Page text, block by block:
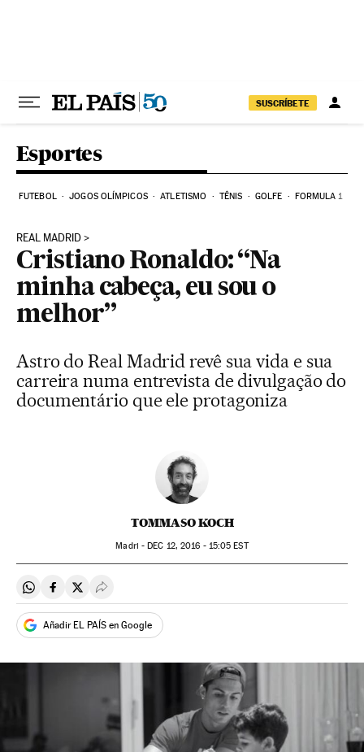
SUSCRÍBETE
Esportes
FUTEBOL JOGOS OLÍMPICOS ATLETISMO TÊNIS GOLFE FORMULA 1
REAL MADRID
Cristiano Ronaldo: “Na
minha cabeça, eu sou o
melhor”
Astro do Real Madrid revê sua vida e sua
carreira numa entrevista de divulgação do
documentário que ele protagoniza
TOMMASO KOCH
Madri -DEC 12, 2016 - 15:05 EST
Compartir en Whatsapp
Compartir en Facebook
Compartir en Twitter
Desplegar Redes Sociales
Añadir EL PAÍS en Google